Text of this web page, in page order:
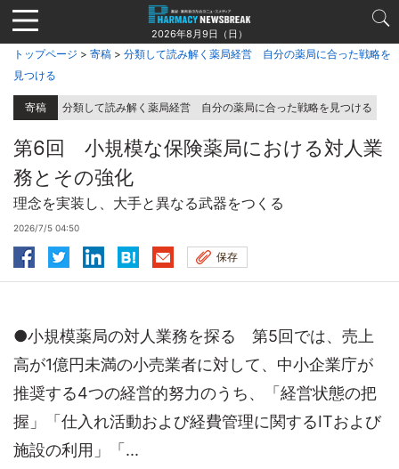
Jump
to
navigation
2026年8月9日（日）
トップページ > 寄稿 > 分類して読み解く薬局経営 自分の薬局に合った戦略を
見つける
寄稿 分類して読み解く薬局経営 自分の薬局に合った戦略を見つける
第6回 小規模な保険薬局における対人業
務とその強化
理念を実装し、大手と異なる武器をつくる
2026/7/5 04:50
保存
●小規模薬局の対人業務を探る 第5回では、売上
高が1億円未満の小売業者に対して、中小企業庁が
推奨する4つの経営的努力のうち、「経営状態の把
握」「仕入れ活動および経費管理に関するITおよび
施設の利用」「...